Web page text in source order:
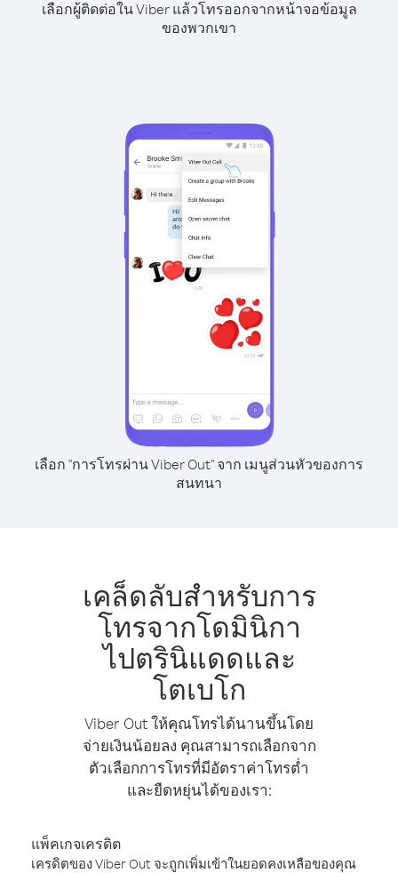
เลือกผู้ติดต่อใน Viber แล้วโทรออกจากหน้าจอข้อมูล
ของพวกเขา
เลือก "การโทรผ่าน Viber Out" จาก เมนูส่วนหัวของการ
สนทนา
เคล็ดลับสำหรับการ
โทรจากโดมินิกา
ไปตรินิแดดและ
โตเบโก
Viber Out ให้คุณโทรได้นานขึ้นโดย
จ่ายเงินน้อยลง คุณสามารถเลือกจาก
ตัวเลือกการโทรที่มีอัตราค่าโทรต่ำ
และยืดหยุ่นได้ของเรา:
แพ็คเกจเครดิต
เครดิตของ Viber Out จะถูกเพิ่มเข้าในยอดคงเหลือของคุณ